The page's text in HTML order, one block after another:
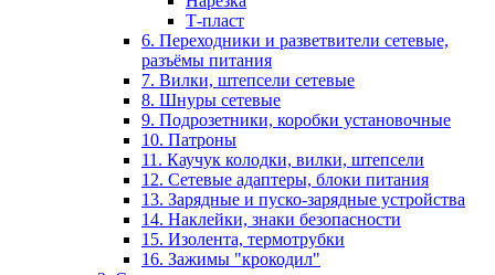
Т-пласт
6. Переходники и разветвители сетевые,
разъёмы питания
7. Вилки, штепсели сетевые
8. Шнуры сетевые
9. Подрозетники, коробки установочные
10. Патроны
11. Каучук колодки, вилки, штепсели
12. Сетевые адаптеры, блоки питания
13. Зарядные и пуско-зарядные устройства
14. Наклейки, знаки безопасности
15. Изолента, термотрубки
16. Зажимы "крокодил"